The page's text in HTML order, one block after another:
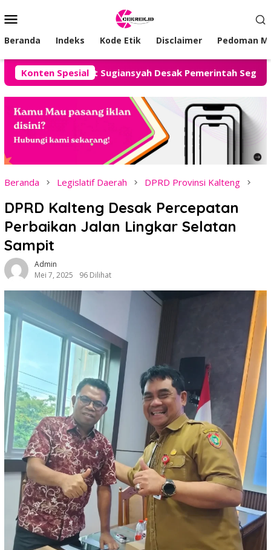
ke
Mobile
Beranda Indeks Kode Etik Disclaimer Pedoman
Konten Spesial
Sugiansyah Desak Pemerintah Segera Hadirkan
Beranda Legislatif Daerah DPRD Provinsi Kalteng
DPRD Kalteng Desak Percepatan
Perbaikan Jalan Lingkar Selatan
Sampit
Admin
Mei 7, 2025
96 Dilihat